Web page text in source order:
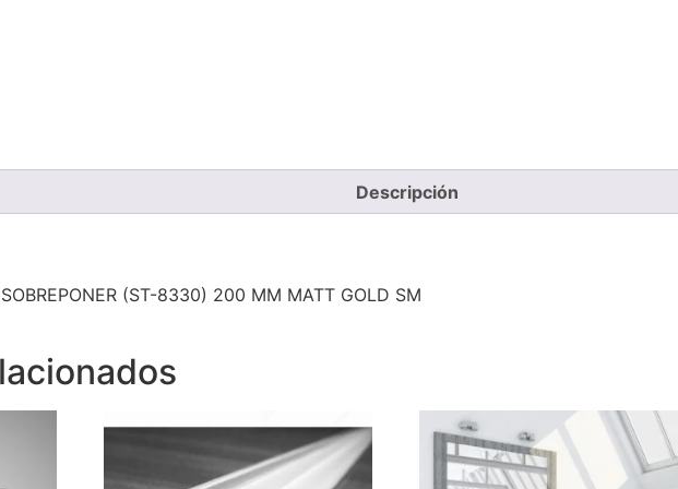
Descripción
(ST-8330) 200 MM MATT GOLD SM